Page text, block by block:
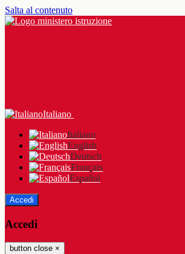
Salta al contenuto
Italiano
Italiano
English
Deutsch
Français
Español
Accedi
Accedi
button close ×